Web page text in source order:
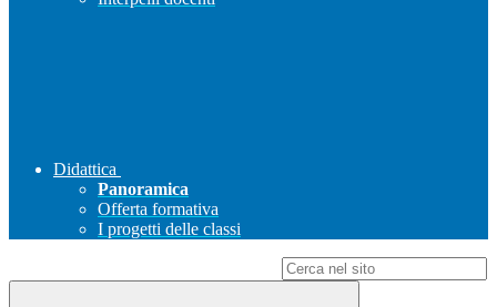
Didattica
Panoramica
Offerta formativa
I progetti delle classi